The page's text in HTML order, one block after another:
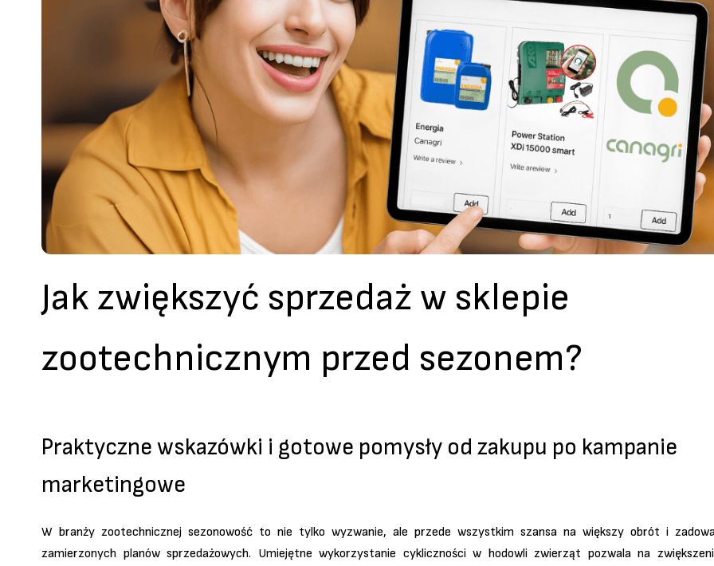
Jak zwiększyć sprzedaż w sklepie
zootechnicznym przed sezonem?
Praktyczne wskazówki i gotowe pomysły od zakupu po kampanie
marketingowe
W branży zootechnicznej sezonowość to nie tylko wyzwanie, ale przede wszystkim szansa na większy obrót i
zamierzonych planów sprzedażowych. Umiejętne wykorzystanie cykliczności w hodowli zwierząt pozwala na